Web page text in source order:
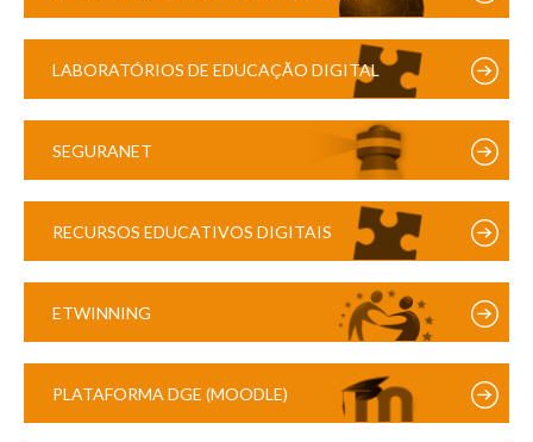
LABORATÓRIOS DE EDUCAÇÃO DIGITAL
SEGURANET
RECURSOS EDUCATIVOS DIGITAIS
ETWINNING
PLATAFORMA DGE (MOODLE)